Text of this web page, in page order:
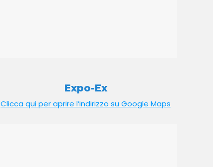
Expo-Ex
Clicca qui per aprire l’indirizzo su Google Maps